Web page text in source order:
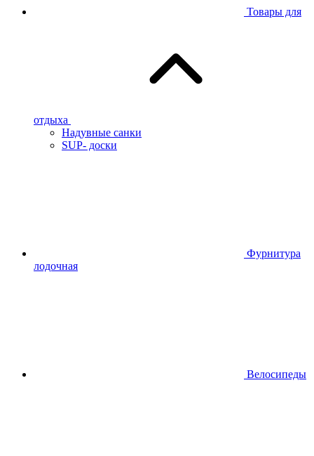
Товары для
отдыха
Надувные санки
SUP- доски
Фурнитура
лодочная
Велосипеды